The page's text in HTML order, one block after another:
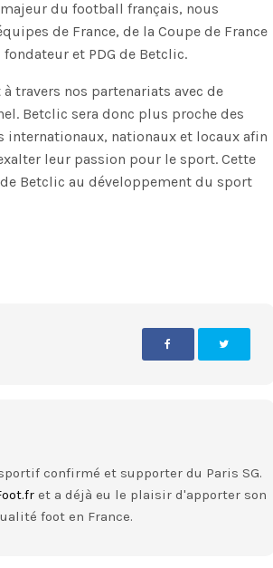
du football français, nous
de France, de la Coupe de France
et PDG de Betclic.
travers nos partenariats avec de
Betclic sera donc plus proche des
internationaux, nationaux et locaux afin
leur passion pour le sport. Cette
Betclic au développement du sport
confirmé et supporter du Paris SG.
et a déjà eu le plaisir d'apporter son
foot en France.